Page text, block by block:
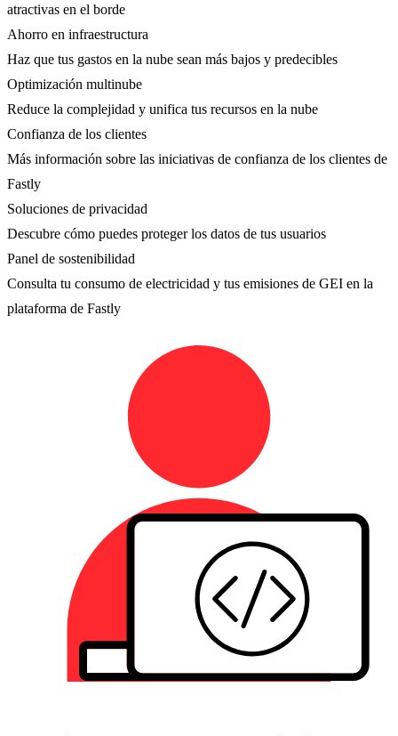
atractivas en el borde
Ahorro en infraestructura
Haz que tus gastos en la nube sean más bajos y predecibles
Optimización multinube
Reduce la complejidad y unifica tus recursos en la nube
Confianza de los clientes
Más información sobre las iniciativas de confianza de los clientes de
Fastly
Soluciones de privacidad
Descubre cómo puedes proteger los datos de tus usuarios
Panel de sostenibilidad
Consulta tu consumo de electricidad y tus emisiones de GEI en la
plataforma de Fastly